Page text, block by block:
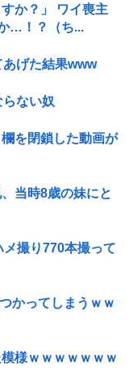
か？」 ワイ喪主
…！？（ち...
げた結果www
ない奴
を閉鎖した動画が
当時8歳の妹にと
メ撮り770本撮って
かってしまうｗｗ
様ｗｗｗｗｗｗｗ